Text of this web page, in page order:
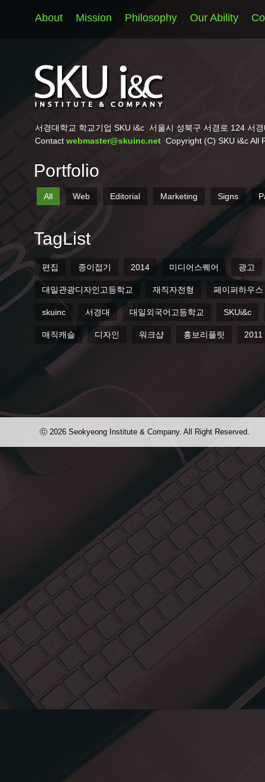
About Mission Philosophy Our Ability
서경대학교 학교기업 SKU i&c 서울시 성북구 서경로 124 서
Contact webmaster@skuinc.net Copyright (C) SKU i&c All
Portfolio
All Web Editorial Marketing Signs
TagList
편집 종이접기 2014 미디어스퀘어 광고
대일관광디자인고등학교 재직자전형 페이퍼하우스
skuinc 서경대 대일외국어고등학교 SKUi&c
매직캐슬 디자인 워크샵 홍보리플릿 2011
ⓒ 2026 Seokyeong Institute & Company. All Right Reserved.